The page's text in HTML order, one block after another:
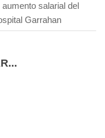
salarial del
Garrahan